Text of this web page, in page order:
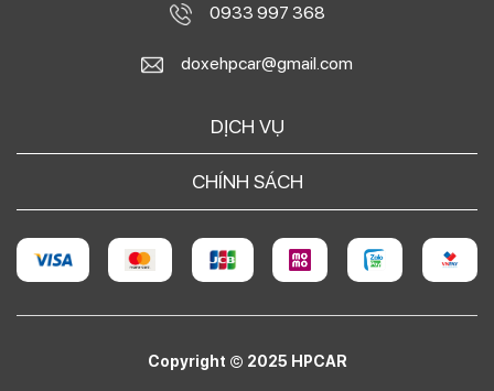
0933 997 368
doxehpcar@gmail.com
DỊCH VỤ
CHÍNH SÁCH
Copyright © 2025 HPCAR